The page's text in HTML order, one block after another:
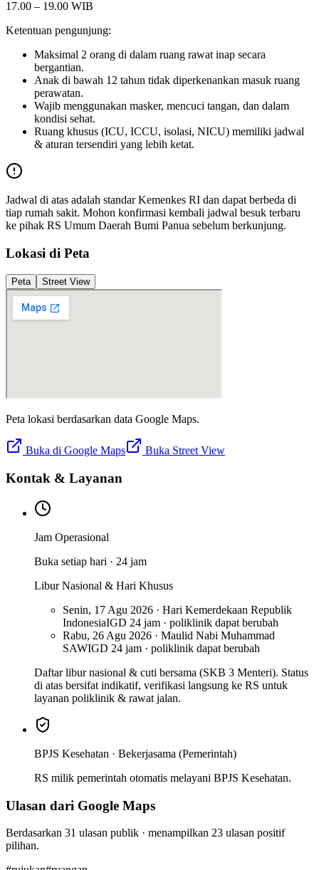
17.00 – 19.00 WIB
Ketentuan pengunjung:
Maksimal 2 orang di dalam ruang rawat inap secara
bergantian.
Anak di bawah 12 tahun tidak diperkenankan masuk ruang
perawatan.
Wajib menggunakan masker, mencuci tangan, dan dalam
kondisi sehat.
Ruang khusus (ICU, ICCU, isolasi, NICU) memiliki jadwal
& aturan tersendiri yang lebih ketat.
Jadwal di atas adalah standar Kemenkes RI dan dapat berbeda di
tiap rumah sakit. Mohon konfirmasi kembali jadwal besuk terbaru
ke pihak RS Umum Daerah Bumi Panua sebelum berkunjung.
Lokasi di Peta
Peta Street View
Peta lokasi berdasarkan data Google Maps.
Buka di Google Maps Buka Street View
Kontak & Layanan
Jam Operasional
Buka setiap hari · 24 jam
Libur Nasional & Hari Khusus
Senin, 17 Agu 2026 · Hari Kemerdekaan Republik
IndonesiaIGD 24 jam · poliklinik dapat berubah
Rabu, 26 Agu 2026 · Maulid Nabi Muhammad
SAWIGD 24 jam · poliklinik dapat berubah
Daftar libur nasional & cuti bersama (SKB 3 Menteri). Status
di atas bersifat indikatif, verifikasi langsung ke RS untuk
layanan poliklinik & rawat jalan.
BPJS Kesehatan · Bekerjasama (Pemerintah)
RS milik pemerintah otomatis melayani BPJS Kesehatan.
Ulasan dari Google Maps
Berdasarkan 31 ulasan publik · menampilkan 23 ulasan positif
pilihan.